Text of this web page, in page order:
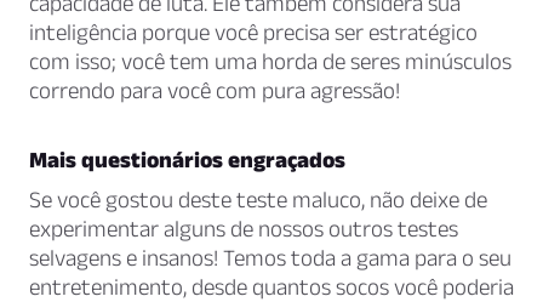
inteligência porque você precisa ser estratégico
com isso; você tem uma horda de seres minúsculos
correndo para você com pura agressão!
Mais questionários engraçados
Se você gostou deste teste maluco, não deixe de
experimentar alguns de nossos outros testes
selvagens e insanos! Temos toda a gama para o seu
entretenimento, desde quantos socos você poderia